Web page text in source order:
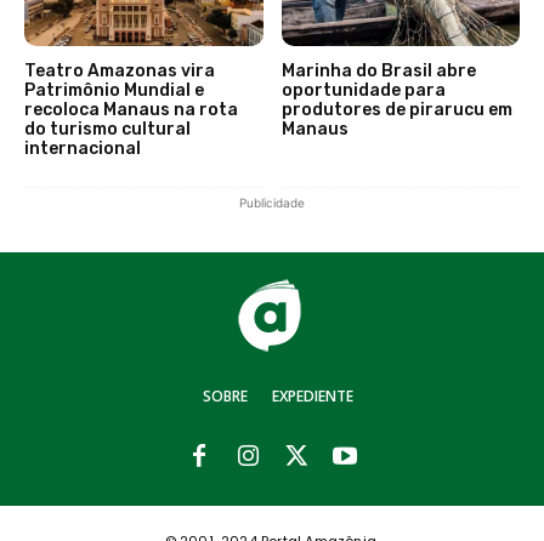
Teatro Amazonas vira
Patrimônio Mundial e
recoloca Manaus na rota
do turismo cultural
internacional
Marinha do Brasil abre
oportunidade para
produtores de pirarucu em
Manaus
Publicidade
SOBRE EXPEDIENTE